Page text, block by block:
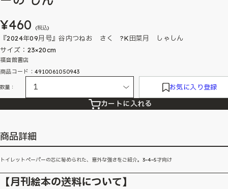
¥460 (税込)
『2024年09月号』谷内つねお さく ?K田菜月 しゃしん
サイズ：23×20cm
福音館書店
商品コード：4910061050943
数量： お気に入り登録
カートに入れる
商品詳細
トイレットペーパーの芯に秘められた、意外な強さをご紹介。3~4~5才向け
【月刊絵本の送料について】